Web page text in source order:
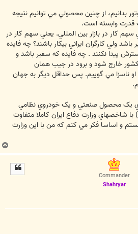
بدانيم، از چنين محصولي مي توانيم نتيجه
قدرت وابسته است.
کار در بازار بين المللي. يعني سهم کار در
ولي کارگران ايراني بيکار باشند؟ چه فايده
پيدا نکنند . چه فايده که سفير باشد و
خارج شود و برود در جيب همان
ناسزا مي گوييم. پس حداقل ديگر به جهان
يک محصول صنعتي و يک خودروي نظامي
با شاخصهاي وزارت دفاع ايران کاملا متفاوت
و اساسا فکر مي کنم که من با اين وزارت
Commander
Shahryar